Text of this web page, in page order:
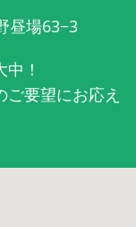
昼場63−3
！
要望にお応え